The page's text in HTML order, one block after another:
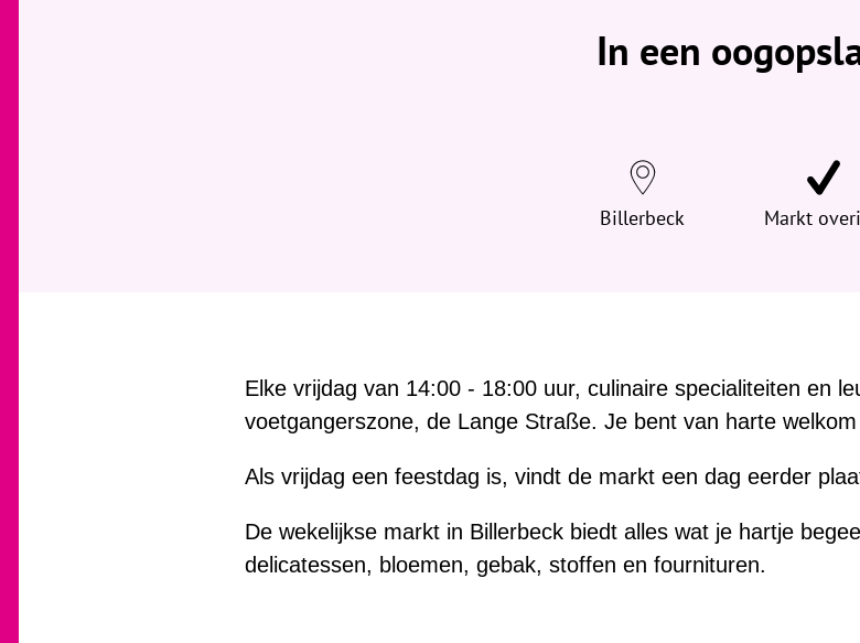
In een
Billerbeck Markt
Elke vrijdag van 14:00 - 18:00 uur, culinaire specialiteiten en
voetgangerszone, de Lange Straße. Je bent van harte
Als vrijdag een feestdag is, vindt de markt een dag eerder
De wekelijkse markt in Billerbeck biedt alles wat je hartje
delicatessen, bloemen, gebak, stoffen en fournituren.